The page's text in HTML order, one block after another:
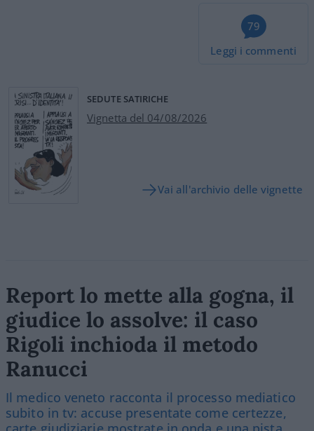
79
Leggi i commenti
SEDUTE SATIRICHE
Vignetta del 04/08/2026
Vai all'archivio delle vignette
Report lo mette alla gogna, il
giudice lo assolve: il caso
Rigoli inchioda il metodo
Ranucci
Il medico veneto racconta il processo mediatico
subito in tv: accuse presentate come certezze,